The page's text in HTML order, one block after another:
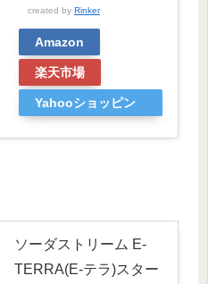
created by Rinker
Amazon
楽天市場
Yahooショッピン
ソーダストリーム E-
TERRA(E-テラ)スター